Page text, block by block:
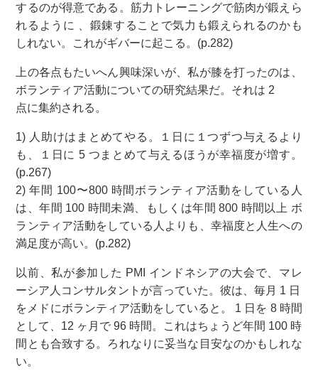
するのが得意である。筋力トレーニングで筋肉が鍛えら
れるように 、鍛錬することで気力も鍛えられるのかも
しれない。これがギバーに起こる。(p.282)
上の各点もたいへん興味深いが、私が膝を打ったのは、
ボランティア活動についての研究結果だ。それは 2
点に集約される。
1) 人助けはまとめてやる。１日に１つずつ与えるより
も、１日に 5 つまとめて与えるほうが幸福度が増す。
(p.267)
2) 年間 100〜800 時間ボランティア活動をしている人
は、年間 100 時間未満、もしくは年間 800 時間以上 ボ
ランティア活動をしている人よりも、幸福度と人生への
満足度が高い。(p.282)
以前、私が参加した PMI インドネシアの大会で、マレ
ーシア人コンサルタントが言っていた。彼は、毎月 1 日
をメドにボランティア活動をしていると。 1 日を 8 時間
として、12 ヶ月で 96 時間。これはちょうど年間 100 時
間とも合致する。ろれなりに妥当な目安なのかもしれな
い。